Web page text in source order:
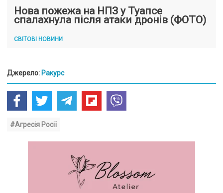
Нова пожежа на НПЗ у Туапсе
спалахнула після атаки дронів (ФОТО)
СВІТОВІ НОВИНИ
Джерело: Ракурс
#Агресія Росії